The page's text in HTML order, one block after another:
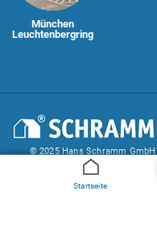
München
Leuchtenbergring
© 2025 Hans Schramm GmbH
Impressum und Datenschutz
Startseite